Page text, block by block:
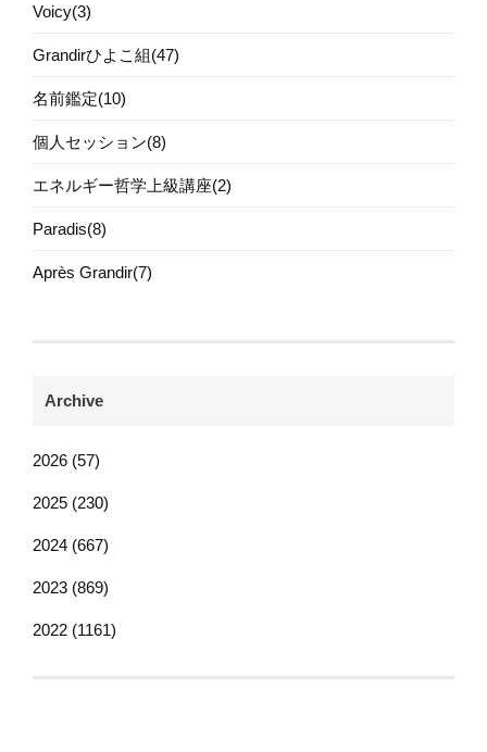
Voicy(3)
Grandirひよこ組(47)
名前鑑定(10)
個人セッション(8)
エネルギー哲学上級講座(2)
Paradis(8)
Après Grandir(7)
Archive
2026 (57)
2025 (230)
2024 (667)
2023 (869)
2022 (1161)